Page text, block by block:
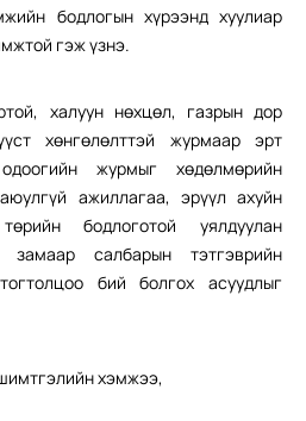
бодлогын хүрээнд хуулиар
гэж үзнэ.
халуун нөхцөл, газрын дор
хөнгөлөлттэй журмаар эрт
журмыг хөдөлмөрийн
ажиллагаа, эрүүл ахуйн
бодлоготой уялдуулан
замаар салбарын тэтгэврийн
бий болгох асуудлыг
хэмжээ,